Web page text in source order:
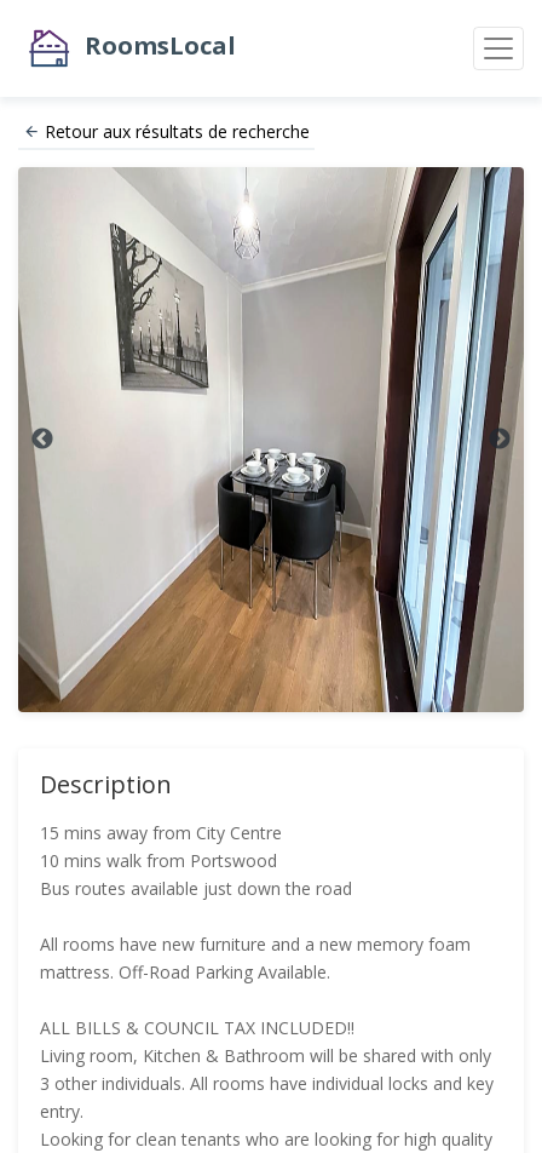
RoomsLocal
Retour aux résultats de recherche
Description
15 mins away from City Centre
10 mins walk from Portswood
Bus routes available just down the road
All rooms have new furniture and a new memory foam
mattress. Off-Road Parking Available.
ALL BILLS & COUNCIL TAX INCLUDED!!
Living room, Kitchen & Bathroom will be shared with only
3 other individuals. All rooms have individual locks and key
entry.
Looking for clean tenants who are looking for high quality